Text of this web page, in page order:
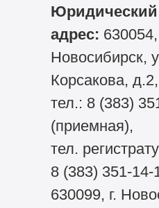
адрес: 630054,
Новосибирск,
Корсакова, д.2,
тел.: 8 (383)
(приемная),
тел.
8 (383) 351-14-
630099, г.